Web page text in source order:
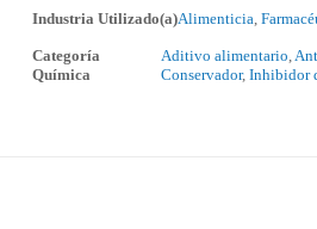
Industria Utilizado(a)Alimenticia,
Categoría
Química
Aditivo alimentario,
Conservador, Inhibidor